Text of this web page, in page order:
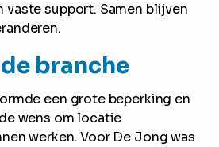
vaste support. Samen blijven
branche
een grote beperking en
wens om locatie
werken. Voor De Jong was